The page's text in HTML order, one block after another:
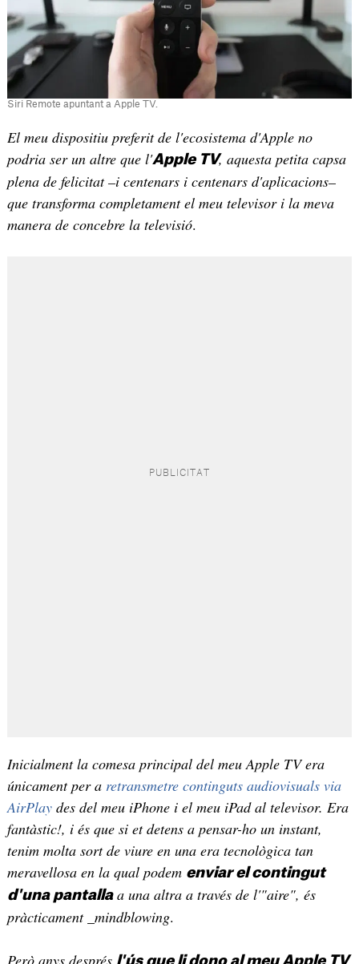
Siri Remote apuntant a Apple TV.
El meu dispositiu preferit de l'ecosistema d'Apple no
podria ser un altre que l'Apple TV, aquesta petita capsa
plena de felicitat –i centenars i centenars d'aplicacions–
que transforma completament el meu televisor i la meva
manera de concebre la televisió.
Inicialment la comesa principal del meu Apple TV era
únicament per a retransmetre continguts audiovisuals via
AirPlaydes del meu iPhone i el meu iPad al televisor. Era
fantàstic!, i és que si et detens a pensar-ho un instant,
tenim molta sort de viure en una era tecnològica tan
meravellosa en la qual podem enviar el contingut
d'una pantallaa una altra a través de l'"aire", és
pràcticament _mindblowing.
Però anys després l'ús que li dono al meu Apple TV